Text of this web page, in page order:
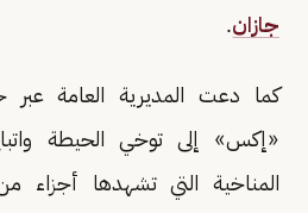
جازان.
كما دعت المديرية العامة
«إكس» إلى توخي الحيطة
المناخية التي تشهدها